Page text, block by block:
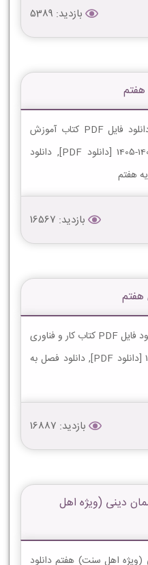
بازدید: 5389
هفتم
دانلود کتاب آموزش قرآن هفتم دانلود فایل PDF کتاب آموزش
قرآن پایه هفتم متوسطه اول 1404-1405 [دانلود PDF], دانلود
هفتم
بازدید: 16567
هفتم
دانلود کتاب کار و فناوری هفتم دانلود فایل PDF کتاب کار و فناوری
پایه هفتم متوسطه اول 1404-1405 [دانلود PDF], دانلود فصل به
بازدید: 16887
دینی (ویژه اهل
(ویژه اهل سنت) هفتم دانلود